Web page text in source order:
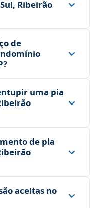
Ribeirão
de
uma pia
de pia
aceitas no